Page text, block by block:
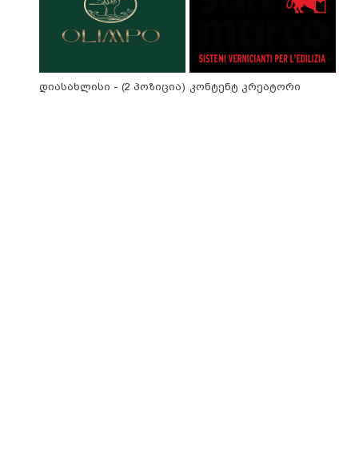
დიასახლისი - (2 პოზიცია) კონტენტ კრეატორი